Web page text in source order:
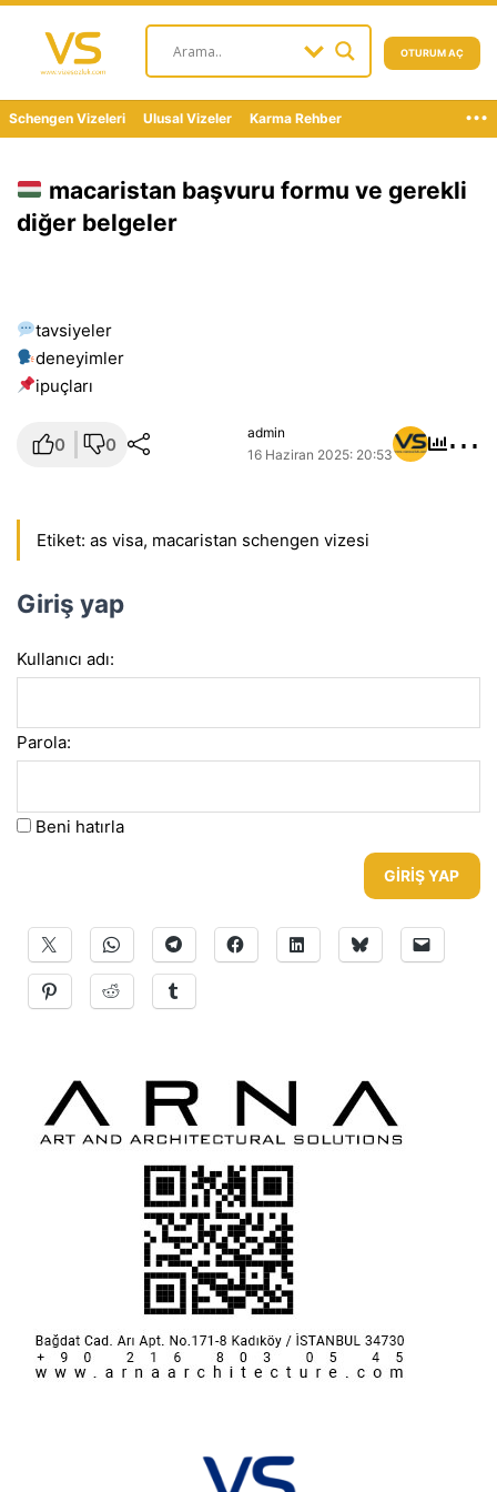
OTURUM AÇ
Schengen Vizeleri Ulusal Vizeler Karma Rehber ...
macaristan başvuru formu ve gerekli
diğer belgeler
tavsiyeler
deneyimler
i̇puçları
0 0
admin
16 Haziran 2025: 20:53
⋯
Etiket: as visa, macaristan schengen vizesi
Giriş yap
Kullanıcı adı:
Parola:
Beni hatırla
GIRIŞ YAP